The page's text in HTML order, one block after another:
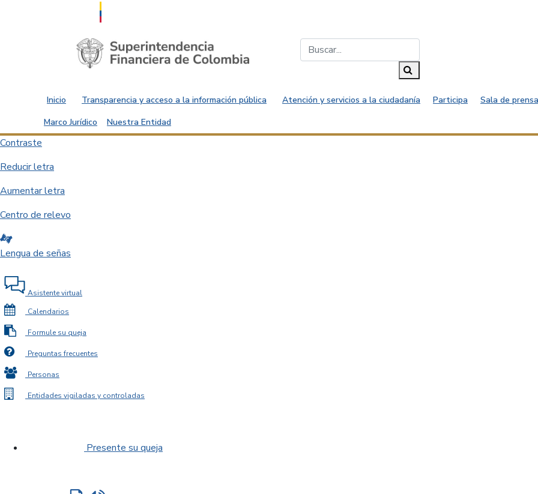
Saltar al contenido principal
Inicio Transparencia y acceso a la información pública Atención y servicios a la ciudadanía Participa
Sala de
Marco Jurídico
Nuestra Entidad
Contraste
Reducir letra
Aumentar letra
Centro de relevo
Lengua de señas
Asistente virtual
Calendarios
Formule su queja
Preguntas frecuentes
Personas
Entidades vigiladas y controladas
Presente su queja